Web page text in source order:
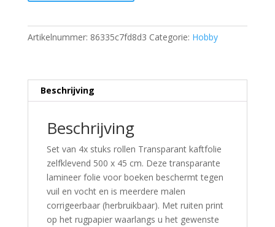
Artikelnummer: 86335c7fd8d3 Categorie: Hobby
Beschrijving
Beschrijving
Set van 4x stuks rollen Transparant kaftfolie
zelfklevend 500 x 45 cm. Deze transparante
lamineer folie voor boeken beschermt tegen
vuil en vocht en is meerdere malen
corrigeerbaar (herbruikbaar). Met ruiten print
op het rugpapier waarlangs u het gewenste